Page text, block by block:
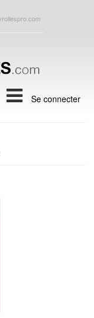
Se connecter